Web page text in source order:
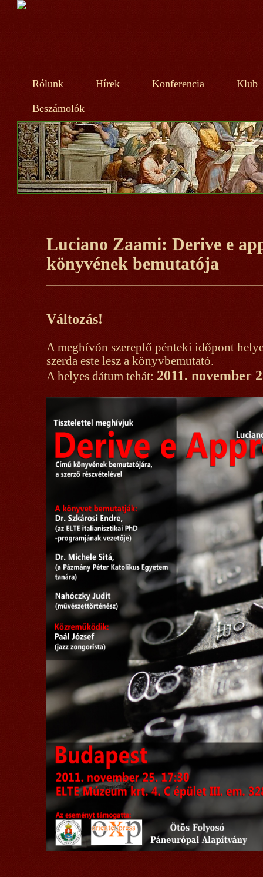
Rólunk Hírek Konferencia Klub
Beszámolók
Luciano Zaami: Derive e
könyvének bemutatója
Változás!
A meghívón szereplő pénteki időpont
szerda este lesz a könyvbemutató.
A helyes dátum tehát: 2011. november